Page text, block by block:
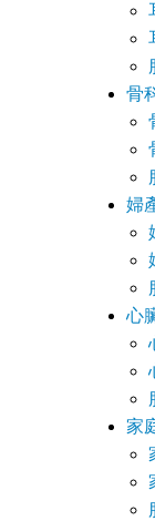
骨
婦
心
家